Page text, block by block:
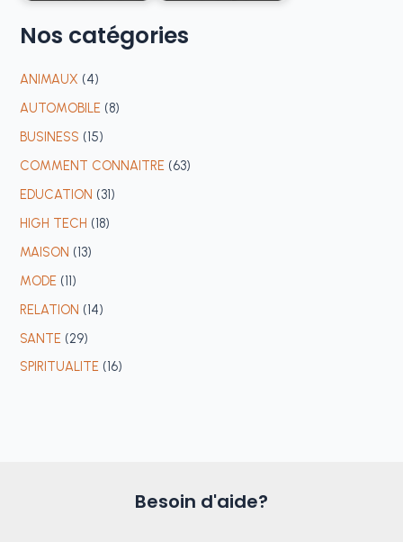
Nos catégories
ANIMAUX (4)
AUTOMOBILE (8)
BUSINESS (15)
COMMENT CONNAITRE (63)
EDUCATION (31)
HIGH TECH (18)
MAISON (13)
MODE (11)
RELATION (14)
SANTE (29)
SPIRITUALITE (16)
Besoin d'aide?